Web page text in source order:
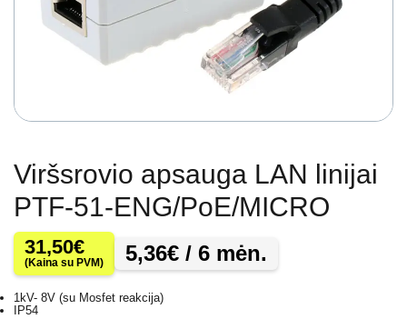
Viršsrovio apsauga LAN linijai
PTF-51-ENG/PoE/MICRO
31,50€
(Kaina su PVM) 5,36€ / 6 mėn.
1kV- 8V (su Mosfet reakcija)
IP54